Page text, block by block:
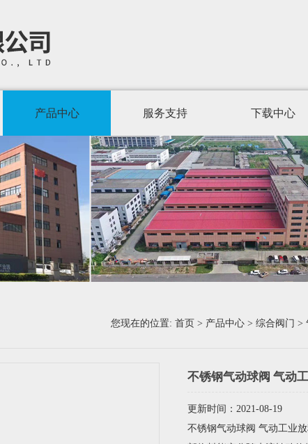
产品中心 服务支持 下载中心
您现在的位置: 首页 > 产品中心 > 综合阀门 >
不锈钢气动球阀 气动
更新时间：2021-08-19
不锈钢气动球阀 气动工业